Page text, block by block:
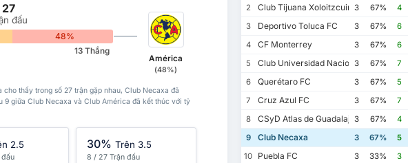
27
đấu
48%
13 Thắng
América
(48%)
thấy trong số 27 trận gặp nhau, Club Necaxa đã
9 giữa Club Necaxa và Club América đã kết thúc với tỷ
2.5
đấu
30% Trên 3.5
8 / 27 Trận đấu
2
Club Tijuana Xoloitzcuintles de Caliente
3 67% 4
3
Deportivo Toluca FC 3 67% 6
4
CF Monterrey 3 67% 6
5
Club Universidad Nacional
3 67% 7
6
Querétaro FC 3 67% 5
7
Cruz Azul FC 3 67% 7
8
CSyD Atlas de Guadalajara
3 67% 4
9
Club Necaxa 3 67% 5
10
Puebla FC 3 33% 3